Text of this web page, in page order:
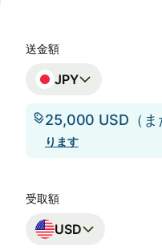
送金額
JPY
25,000 USD（ま
ります
受取額
USD